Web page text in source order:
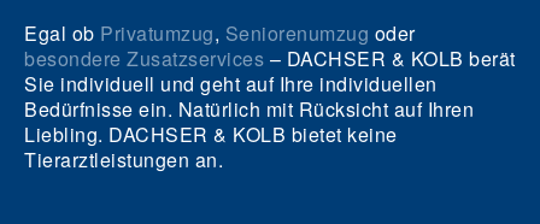
Egal ob Privatumzug, Seniorenumzug oder
besondere Zusatzservices – DACHSER & KOLB berät
Sie individuell und geht auf Ihre individuellen
Bedürfnisse ein. Natürlich mit Rücksicht auf Ihren
Liebling. DACHSER & KOLB bietet keine
Tierarztleistungen an.